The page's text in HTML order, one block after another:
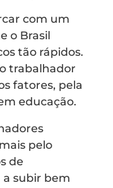
com um
o Brasil
tão rápidos.
trabalhador
fatores, pela
educação.
pelo
de
subir bem